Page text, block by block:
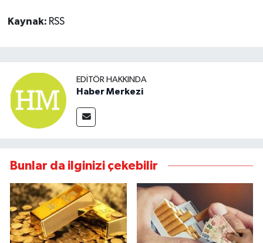
Kaynak: RSS
EDITÖR HAKKINDA
Haber Merkezi
Bunlar da ilginizi çekebilir